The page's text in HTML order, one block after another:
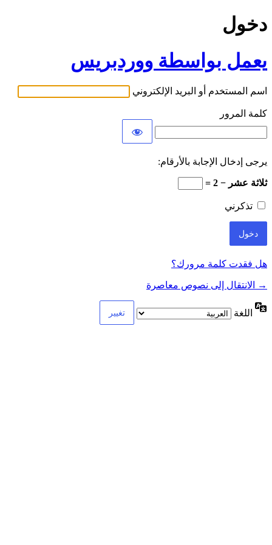
دخول
يعمل بواسطة ووردبريس
اسم المستخدم أو البريد الإلكتروني
كلمة المرور
يرجى إدخال الإجابة بالأرقام:
ثلاثة عشر − 2 =
تذكرني
هل فقدت كلمة مرورك؟
→ الانتقال إلى نصوص معاصرة
اللغة